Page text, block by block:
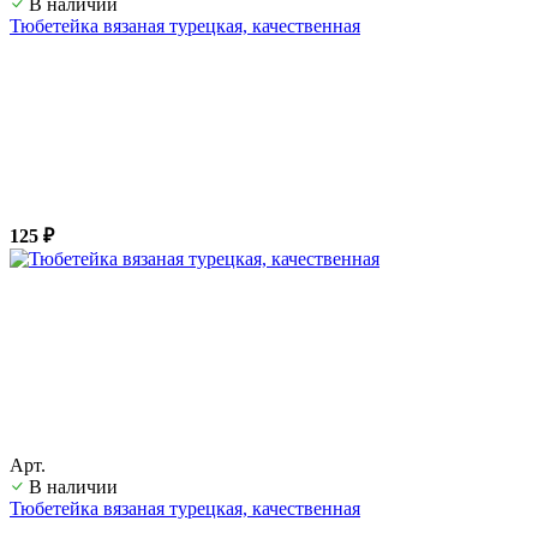
Тюбетейка вязаная турецкая, качественная
125 ₽
Арт.
В наличии
Тюбетейка вязаная турецкая, качественная